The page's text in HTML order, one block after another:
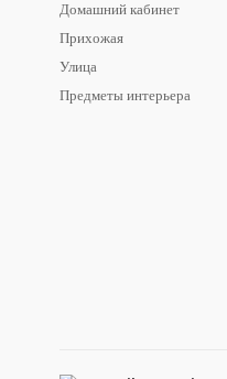
Домашний кабинет
Прихожая
Улица
Предметы интерьера